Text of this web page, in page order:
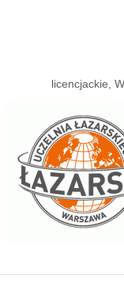
licencjackie,